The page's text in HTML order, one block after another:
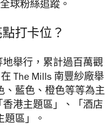
球粉絲追蹤。
打卡位？
地舉行，累計過百萬觀
The Mills 南豐紗廠舉
、藍色、橙色等等為主
港主題區」、「酒店
區」。